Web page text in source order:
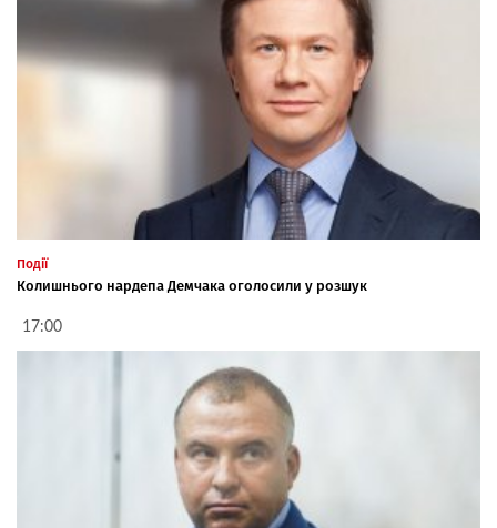
Події
Колишнього нардепа Демчака оголосили у розшук
17:00